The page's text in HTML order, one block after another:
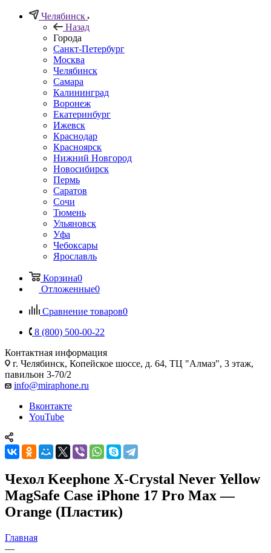
Челябинск
Назад
Города
Санкт-Петербург
Москва
Челябинск
Самара
Калининград
Воронеж
Екатеринбург
Ижевск
Краснодар
Красноярск
Нижний Новгород
Новосибирск
Пермь
Саратов
Сочи
Тюмень
Ульяновск
Уфа
Чебоксары
Ярославль
Корзина0
Отложенные0
Сравнение товаров0
8 (800) 500-00-22
Контактная информация
г. Челябинск, Копейское шоссе, д. 64, ТЦ "Алмаз", 3 этаж,
павильон 3-70/2
info@miraphone.ru
Вконтакте
YouTube
Чехол Keephone X-Crystal Never Yellow
MagSafe Case iPhone 17 Pro Max —
Orange (Пластик)
Главная
—